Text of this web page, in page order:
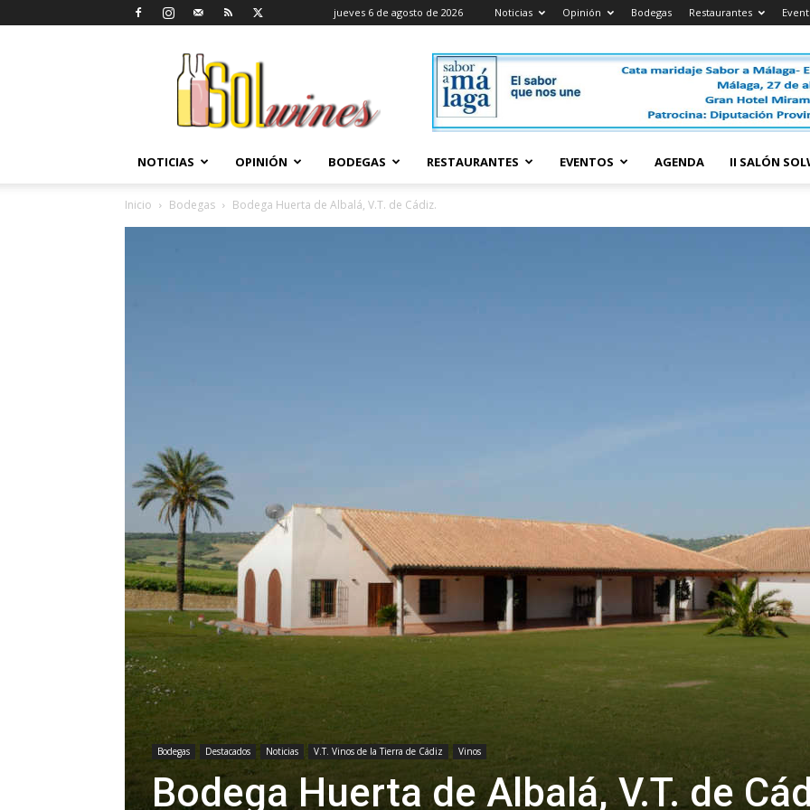
jueves 6 de agosto de 2026 Noticias Opinión Bodegas Restaurantes
NOTICIAS OPINIÓN BODEGAS RESTAURANTES EVENTOS AGENDA II SALÓN
Inicio Bodegas Bodega Huerta de Albalá, V.T. de Cádiz.
Bodegas Destacados Noticias V.T. Vinos de la Tierra de Cádiz Vinos
Bodega Huerta de Albalá, V.T. de